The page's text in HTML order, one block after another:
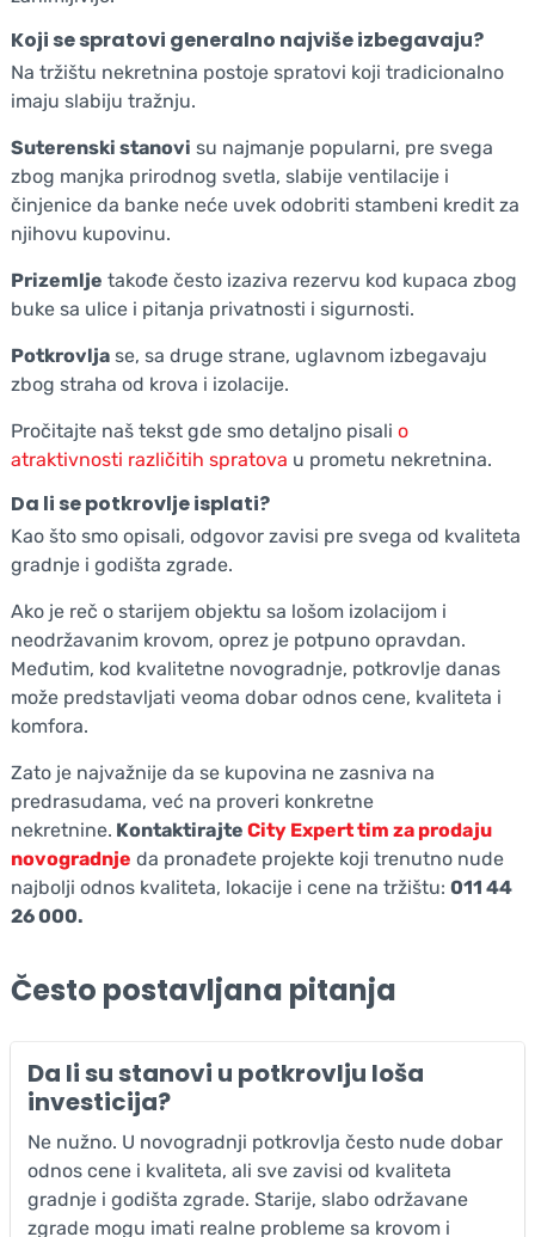
Koji se spratovi generalno najviše izbegavaju?
Na tržištu nekretnina postoje spratovi koji tradicionalno
imaju slabiju tražnju.
Suterenski stanovi su najmanje popularni, pre svega
zbog manjka prirodnog svetla, slabije ventilacije i
činjenice da banke neće uvek odobriti stambeni kredit za
njihovu kupovinu.
Prizemlje takođe često izaziva rezervu kod kupaca zbog
buke sa ulice i pitanja privatnosti i sigurnosti.
Potkrovljase, sa druge strane, uglavnom izbegavaju
zbog straha od krova i izolacije.
Pročitajte naš tekst gde smo detaljno pisali o
atraktivnosti različitih spratova u prometu nekretnina.
Da li se potkrovlje isplati?
Kao što smo opisali, odgovor zavisi pre svega od kvaliteta
gradnje i godišta zgrade.
Ako je reč o starijem objektu sa lošom izolacijom i
neodržavanim krovom, oprez je potpuno opravdan.
Međutim, kod kvalitetne novogradnje, potkrovlje danas
može predstavljati veoma dobar odnos cene, kvaliteta i
komfora.
Zato je najvažnije da se kupovina ne zasniva na
predrasudama, već na proveri konkretne
nekretnine. Kontaktirajte City Expert tim za prodaju
novogradnje da pronađete projekte koji trenutno nude
najbolji odnos kvaliteta, lokacije i cene na tržištu: 011 44
26 000.
Često postavljana pitanja
Da li su stanovi u potkrovlju loša
investicija?
Ne nužno. U novogradnji potkrovlja često nude dobar
odnos cene i kvaliteta, ali sve zavisi od kvaliteta
gradnje i godišta zgrade. Starije, slabo održavane
zgrade mogu imati realne probleme sa krovom i